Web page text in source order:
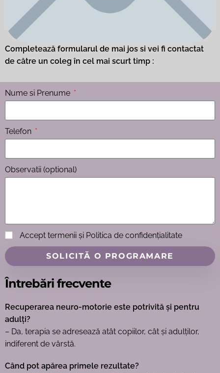
Completează formularul de mai jos si vei fi contactat
de către un coleg în cel mai scurt timp :
Nume si Prenume
Telefon
Observatii (optional)
Accept termenii și Politica de confidențialitate
SOLICITĂ O PROGRAMARE
Întrebări frecvente
Recuperarea neuro-motorie este potrivită și pentru
adulți?
– Da, terapia se adresează atât copiilor, cât și adulților,
indiferent de vârstă.
Când pot apărea primele rezultate?